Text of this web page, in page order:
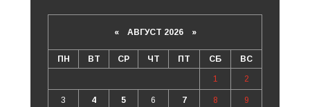
«АВГУСТ 2026 »
ПН ВТ СР ЧТ ПТ СБ ВС
1 2
3 4 5 6 7 8 9